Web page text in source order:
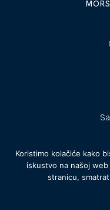
©
Koristimo kolačiće kako
iskustvo na našoj
stranicu,